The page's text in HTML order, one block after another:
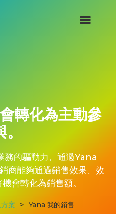
轉化為主動參
務的驅動力。通過Yana
商能夠通過銷售效果、效
會轉化為銷售額。
案 > Yana 我的銷售